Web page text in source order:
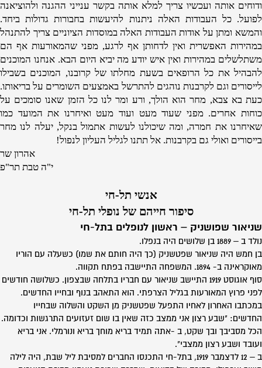
ודוחים אותה ועכשיו צריך למלא אותה בקשר ענייני ההגנה ולהוציאנה
לפועל. כל העבודות האלה ניתנות להיעשות בחבורות גדולות ביחד.
והמשא ומתן על אודות העבודות האלה במוסדות הציוניים צריך להתנהל
במהירות האפשרית ואין לדחותן אף לרגע, מפני שהמאורעות אף הם
משתלשלים במהירות ואין איש יודע מה יביא היום הבא. אנחנו המוכנים
להבהיל את כל הרופאים בשעת מחלתו של קרובנו, המוכנים בשבילו
לייסורים וגם לקרבנות נוהגים להתרשל באמצעים השומרים על בריאותו.
כעת בא צבא, מחר הוא הולך, ורע ומר לנו כל הזמן שאנו סומכים על
כוחות אחרים. מפני שעוד מעט ועוד מעט ואיחרנו את המועד כמו
שאיחרנו את חמרה, ומה שיכולנו לעשות אתמול בנקל, יעלה לנו מחר
בייסורים ואולי גם בקרבנות. אל תתנו לגליל העליון לנפול!
אהרון שר
י"ה טבת תר"פ
אנשי תל-חי
סיפור חייהם של נופלי תל-חי
שניאור שפושניק – ראשון לנופלים בתל-חי
נולד ב – 1889 בן שלושים היה בנפלו.
בן חמש היה שניאור שפטשניק (כך היה חותם את שמו) כשעלה עם הוריו
מאוקראינה ב- 1894. המשפחה התיישבה בפתח תקווה.
סוף אוגוסט 1919 התיישב שניאור עם חבריו בתלחה שבצפון. כשלושה חודשים
לפני פרוץ המאורעות בגליל הצרפתי. הוא התאהב בנוף ובחייו החדשים.
במכתבו האחרון לאחיו התפעל שפטשניק מן השקט והשלוה שבחייו
החדשים: "שבע רצון אני ממצב כזה שאין בו שום זעזועים התרגשות וכדומה.
הכל מסביבך ובך שקט, ב -אתה תמיד בריא מוחך בריא ונורמלי. אני בריא
ועובד ושבע רצון ממצבי".
ב – 12 לדצמבר 1919, בתל-חי התכנסו החברים למסיבת ליל שבת, היה לילה